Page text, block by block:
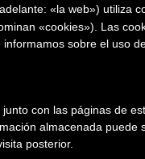
«la web») utiliza
«cookies»). Las
sobre el uso
con las páginas de
almacenada puede
posterior.